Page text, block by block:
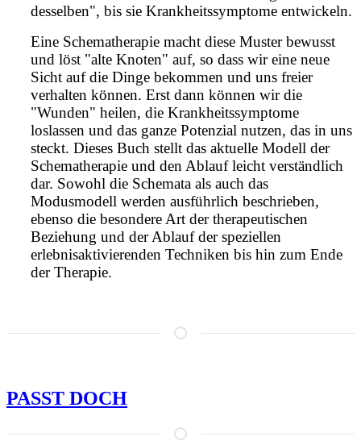
desselben", bis sie Krankheitssymptome entwickeln.
Eine Schematherapie macht diese Muster bewusst
und löst "alte Knoten" auf, so dass wir eine neue
Sicht auf die Dinge bekommen und uns freier
verhalten können. Erst dann können wir die
"Wunden" heilen, die Krankheitssymptome
loslassen und das ganze Potenzial nutzen, das in uns
steckt. Dieses Buch stellt das aktuelle Modell der
Schematherapie und den Ablauf leicht verständlich
dar. Sowohl die Schemata als auch das
Modusmodell werden ausführlich beschrieben,
ebenso die besondere Art der therapeutischen
Beziehung und der Ablauf der speziellen
erlebnisaktivierenden Techniken bis hin zum Ende
der Therapie.
PASST DOCH